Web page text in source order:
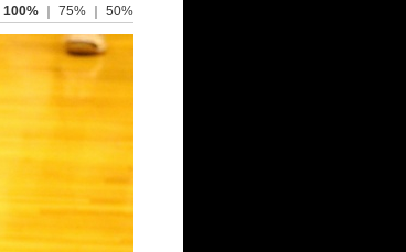
100% 75% 50%